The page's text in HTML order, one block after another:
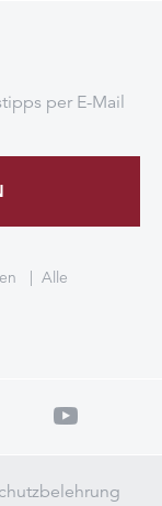
per E-Mail
| Alle